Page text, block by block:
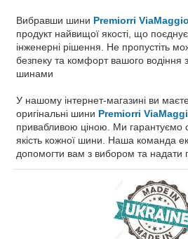
Вибравши шини Premiorri
продукт найвищої якості, що поєднує
інженерні рішення. Не пропустіть
безпеку та комфорт вашого водіння
шинами
У нашому інтернет-магазині ви
оригінальні шини Premiorri
привабливою ціною. Ми гарантуємо
якість кожної шини. Наша команда
допомогти вам з вибором та надати